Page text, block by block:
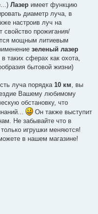
Лазер имеет функцию
диаметр луча, в
настроив луч на
прожигания/
мощным литиевым
зеленый лазер
таких сферах как охота,
бытовой жизни)
луча порядка 10 км , вы
Вашему любимому
обстановку, что
Он также выступит
Не забывайте что в
игрушки меняются!
в нашем магазине!